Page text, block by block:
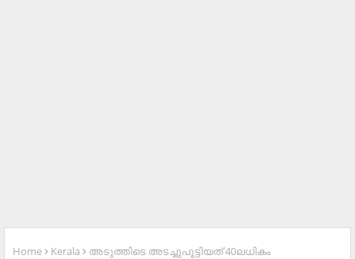
Home Kerala
അടുത്തിടെ അടച്ചുപൂട്ടിയത് 40ലധികം